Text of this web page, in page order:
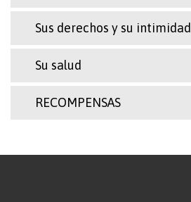
Sus derechos y su intimidad
Su salud
RECOMPENSAS